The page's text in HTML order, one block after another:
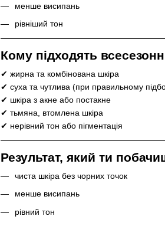
менше висипань
рівніший тон
Кому підходять
✔ жирна та комбінована шкіра
✔ суха та чутлива (при правильному
✔ шкіра з акне або постакне
✔ тьмяна, втомлена шкіра
✔ нерівний тон або пігментація
Результат, який ти
чиста шкіра без чорних точок
менше висипань
рівний тон